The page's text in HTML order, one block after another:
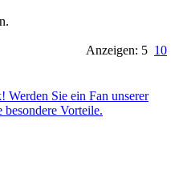
Anzeigen: 5 10
Werden Sie ein Fan unserer
besondere Vorteile.